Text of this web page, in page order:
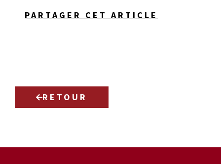
PARTAGER CET ARTICLE
RETOUR